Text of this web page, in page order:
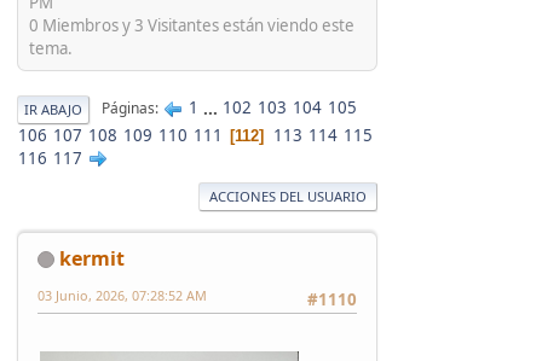
0 Miembros y 3 Visitantes están viendo este
tema.
IR ABAJO Páginas 1 ... 102 103 104 105
106 107 108 109 110 111 112 113 114 115
116 117
ACCIONES DEL USUARIO
kermit
#1110
03 Junio, 2026, 07:28:52 AM